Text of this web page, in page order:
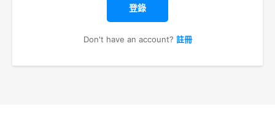
登錄
Don't have an account? 註冊